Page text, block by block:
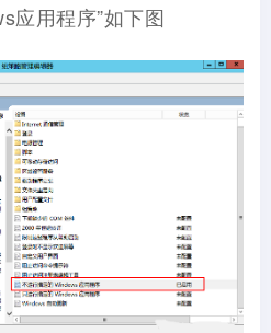
应用程序”如下图